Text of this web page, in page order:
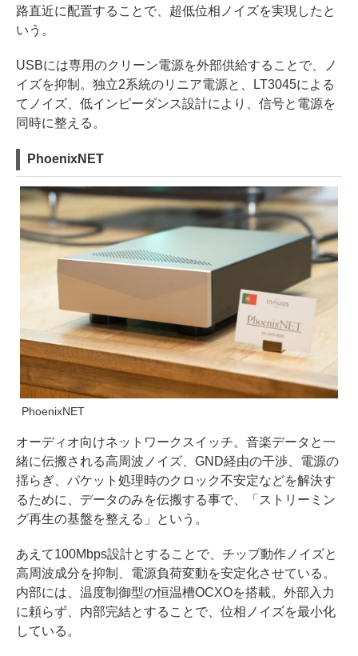
路直近に配置することで、超低位相ノイズを実現したと
いう。
USBには専用のクリーン電源を外部供給することで、ノ
イズを抑制。独立2系統のリニア電源と、LT3045による
てノイズ、低インピーダンス設計により、信号と電源を
同時に整える。
PhoenixNET
PhoenixNET
オーディオ向けネットワークスイッチ。音楽データと一
緒に伝搬される高周波ノイズ、GND経由の干渉、電源の
揺らぎ、パケット処理時のクロック不安定などを解決す
るために、データのみを伝搬する事で、「ストリーミン
グ再生の基盤を整える」という。
あえて100Mbps設計とすることで、チップ動作ノイズと
高周波成分を抑制、電源負荷変動を安定化させている。
内部には、温度制御型の恒温槽OCXOを搭載。外部入力
に頼らず、内部完結とすることで、位相ノイズを最小化
している。